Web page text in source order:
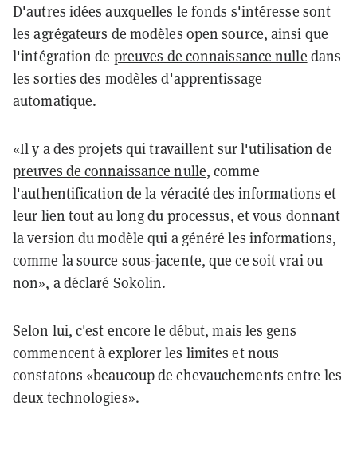
D'autres idées auxquelles le fonds s'intéresse sont
les agrégateurs de modèles open source, ainsi que
l'intégration de preuves de connaissance nulle dans
les sorties des modèles d'apprentissage
automatique.
«Il y a des projets qui travaillent sur l'utilisation de
preuves de connaissance nulle, comme
l'authentification de la véracité des informations et
leur lien tout au long du processus, et vous donnant
la version du modèle qui a généré les informations,
comme la source sous-jacente, que ce soit vrai ou
non», a déclaré Sokolin.
Selon lui, c'est encore le début, mais les gens
commencent à explorer les limites et nous
constatons «beaucoup de chevauchements entre les
deux technologies».